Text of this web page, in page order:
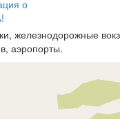
о
железнодорожные
аэропорты.